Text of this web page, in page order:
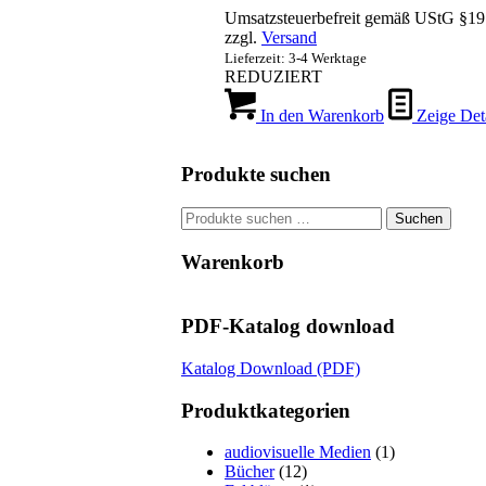
Umsatzsteuerbefreit gemäß UStG §19
zzgl. Versand
Lieferzeit: 3-4 Werktage
REDUZIERT
In den Warenkorb Zeige
Produkte suchen
Suchen
nach:
Suchen
Warenkorb
PDF-Katalog download
Katalog Download (PDF)
Produktkategorien
audiovisuelle Medien (1)
Bücher (12)